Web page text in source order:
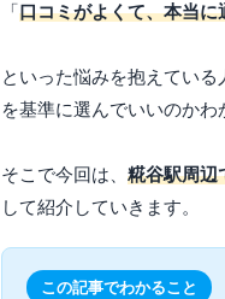
「口コミがよくて、本当
といった悩みを抱えてい
を基準に選んでいいのかわ
そこで今回は、 糀谷駅周辺
して紹介していきます。
この記事でわかること